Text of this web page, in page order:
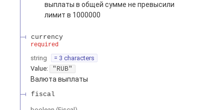
выплаты в общей сумме не превысили
лимит в 1000000
currency
required
string
= 3 characters
Value: "RUB"
Валюта выплаты
fiscal